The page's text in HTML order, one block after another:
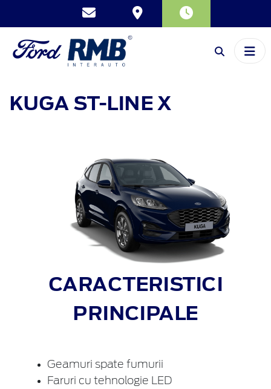
KUGAST-LINE X
CARACTERISTICI
PRINCIPALE
Geamuri spate fumurii
Faruri cu tehnologie LED